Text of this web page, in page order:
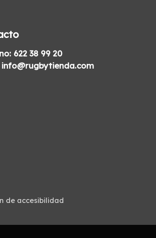
622 38 99 20
info@rugbytienda.com
de accesibilidad